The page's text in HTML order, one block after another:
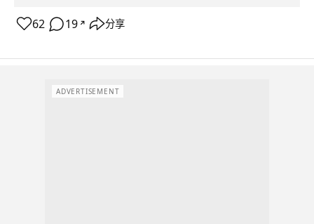
62 19 ↗ 分享
ADVERTISEMENT